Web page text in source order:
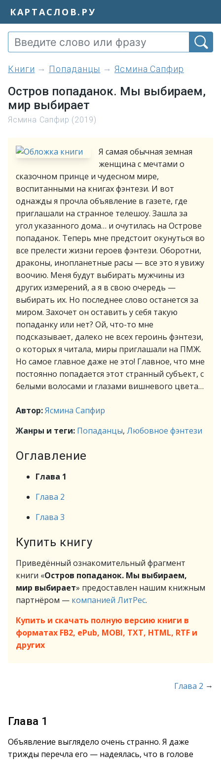
КАРТАСЛОВ.РУ
книги Попаданцы Ясмина Сапфир
Остров попаданок. Мы выбираем,
мир выбирает
Ясмина Сапфир (2019)
Я самая обычная земная
женщина с мечтами о
сказочном принце и чудесном мире,
воспитанными на книгах фэнтези. И вот
однажды я прочла объявление в газете, где
приглашали на странное телешоу. Зашла за
угол указанного дома… и очутилась на Острове
попаданок. Теперь мне предстоит окунуться во
все прелести жизни героев фэнтези. Оборотни,
драконы, инопланетные расы — все это я увижу
воочию. Меня будут выбирать мужчины из
других измерений, а я в свою очередь —
выбирать их. Но последнее слово останется за
миром. Захочет он оставить у себя такую
попаданку или нет? Ой, что-то мне
подсказывает, далеко не всех героинь фэнтези,
о которых я читала, миры приглашали на ПМЖ.
Но самое главное даже не это! Главное, что мне
постоянно попадается этот странный субъект, с
белыми волосами и глазами вишневого цвета…
Автор:Ясмина Сапфир
Жанры и теги: Попаданцы, Любовное фэнтези
Оглавление
Глава 1
Глава 2
Глава 3
Купить книгу
Приведённый ознакомительный фрагмент
книги «Остров попаданок. Мы выбираем,
мир выбирает» предоставлен нашим книжным
партнёром — компанией ЛитРес.
Купить и скачать полную версию книги в
форматах FB2, ePub, MOBI, TXT, HTML, RTF и
других
Глава 2 →
Глава 1
Объявление выглядело очень странно. Я даже
трижды перечла его — надеялась, что в голове